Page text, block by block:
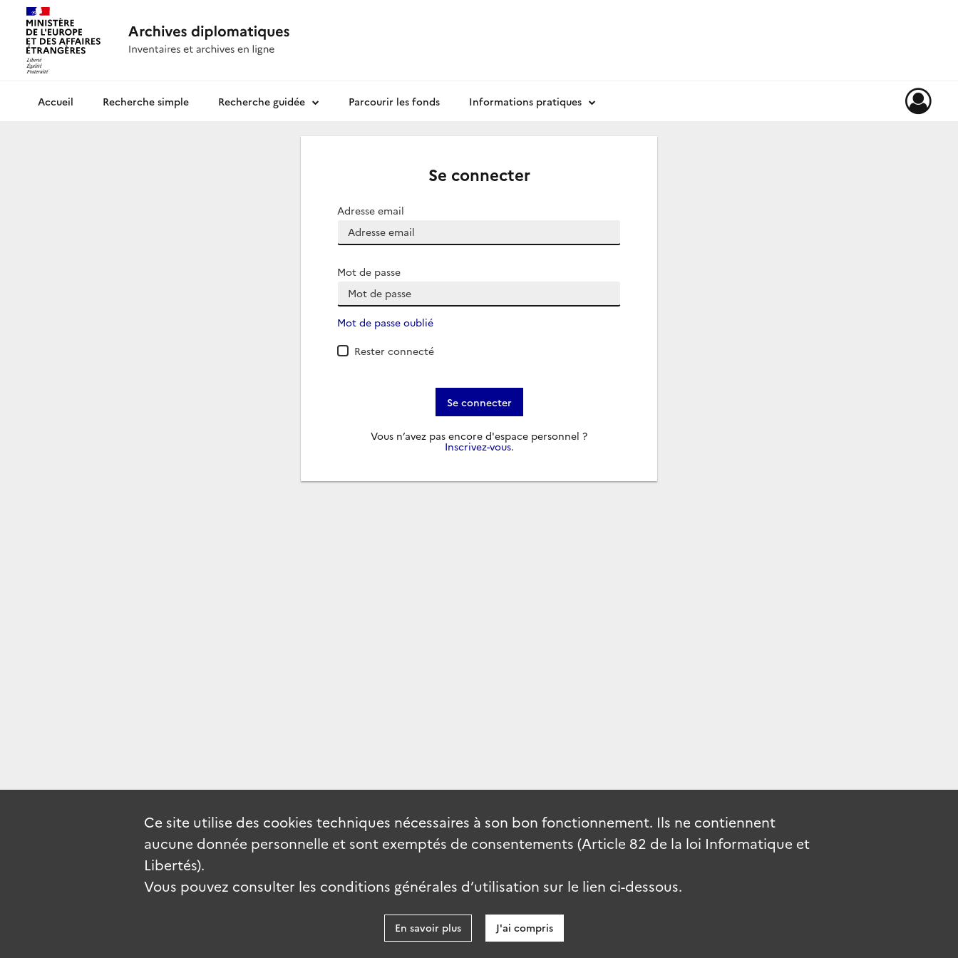
Archives diplomatiquesRecherche simple Recherche guidée Parcourir les fonds Informations pratiques
Se connecter
Adresse email
Mot de passe
Mot de passe oublié
Rester connecté
Se connecter
Vous n’avez pas encore d'espace personnel ?
Inscrivez-vous.
Ce site utilise des cookies techniques nécessaires à son bon fonctionnement. Ils ne contiennent
aucune donnée personnelle et sont exemptés de consentements (Article 82 de la loi Informatique et
Libertés).
Vous pouvez consulter les conditions générales d’utilisation sur le lien ci-dessous.
En savoir plus J'ai compris